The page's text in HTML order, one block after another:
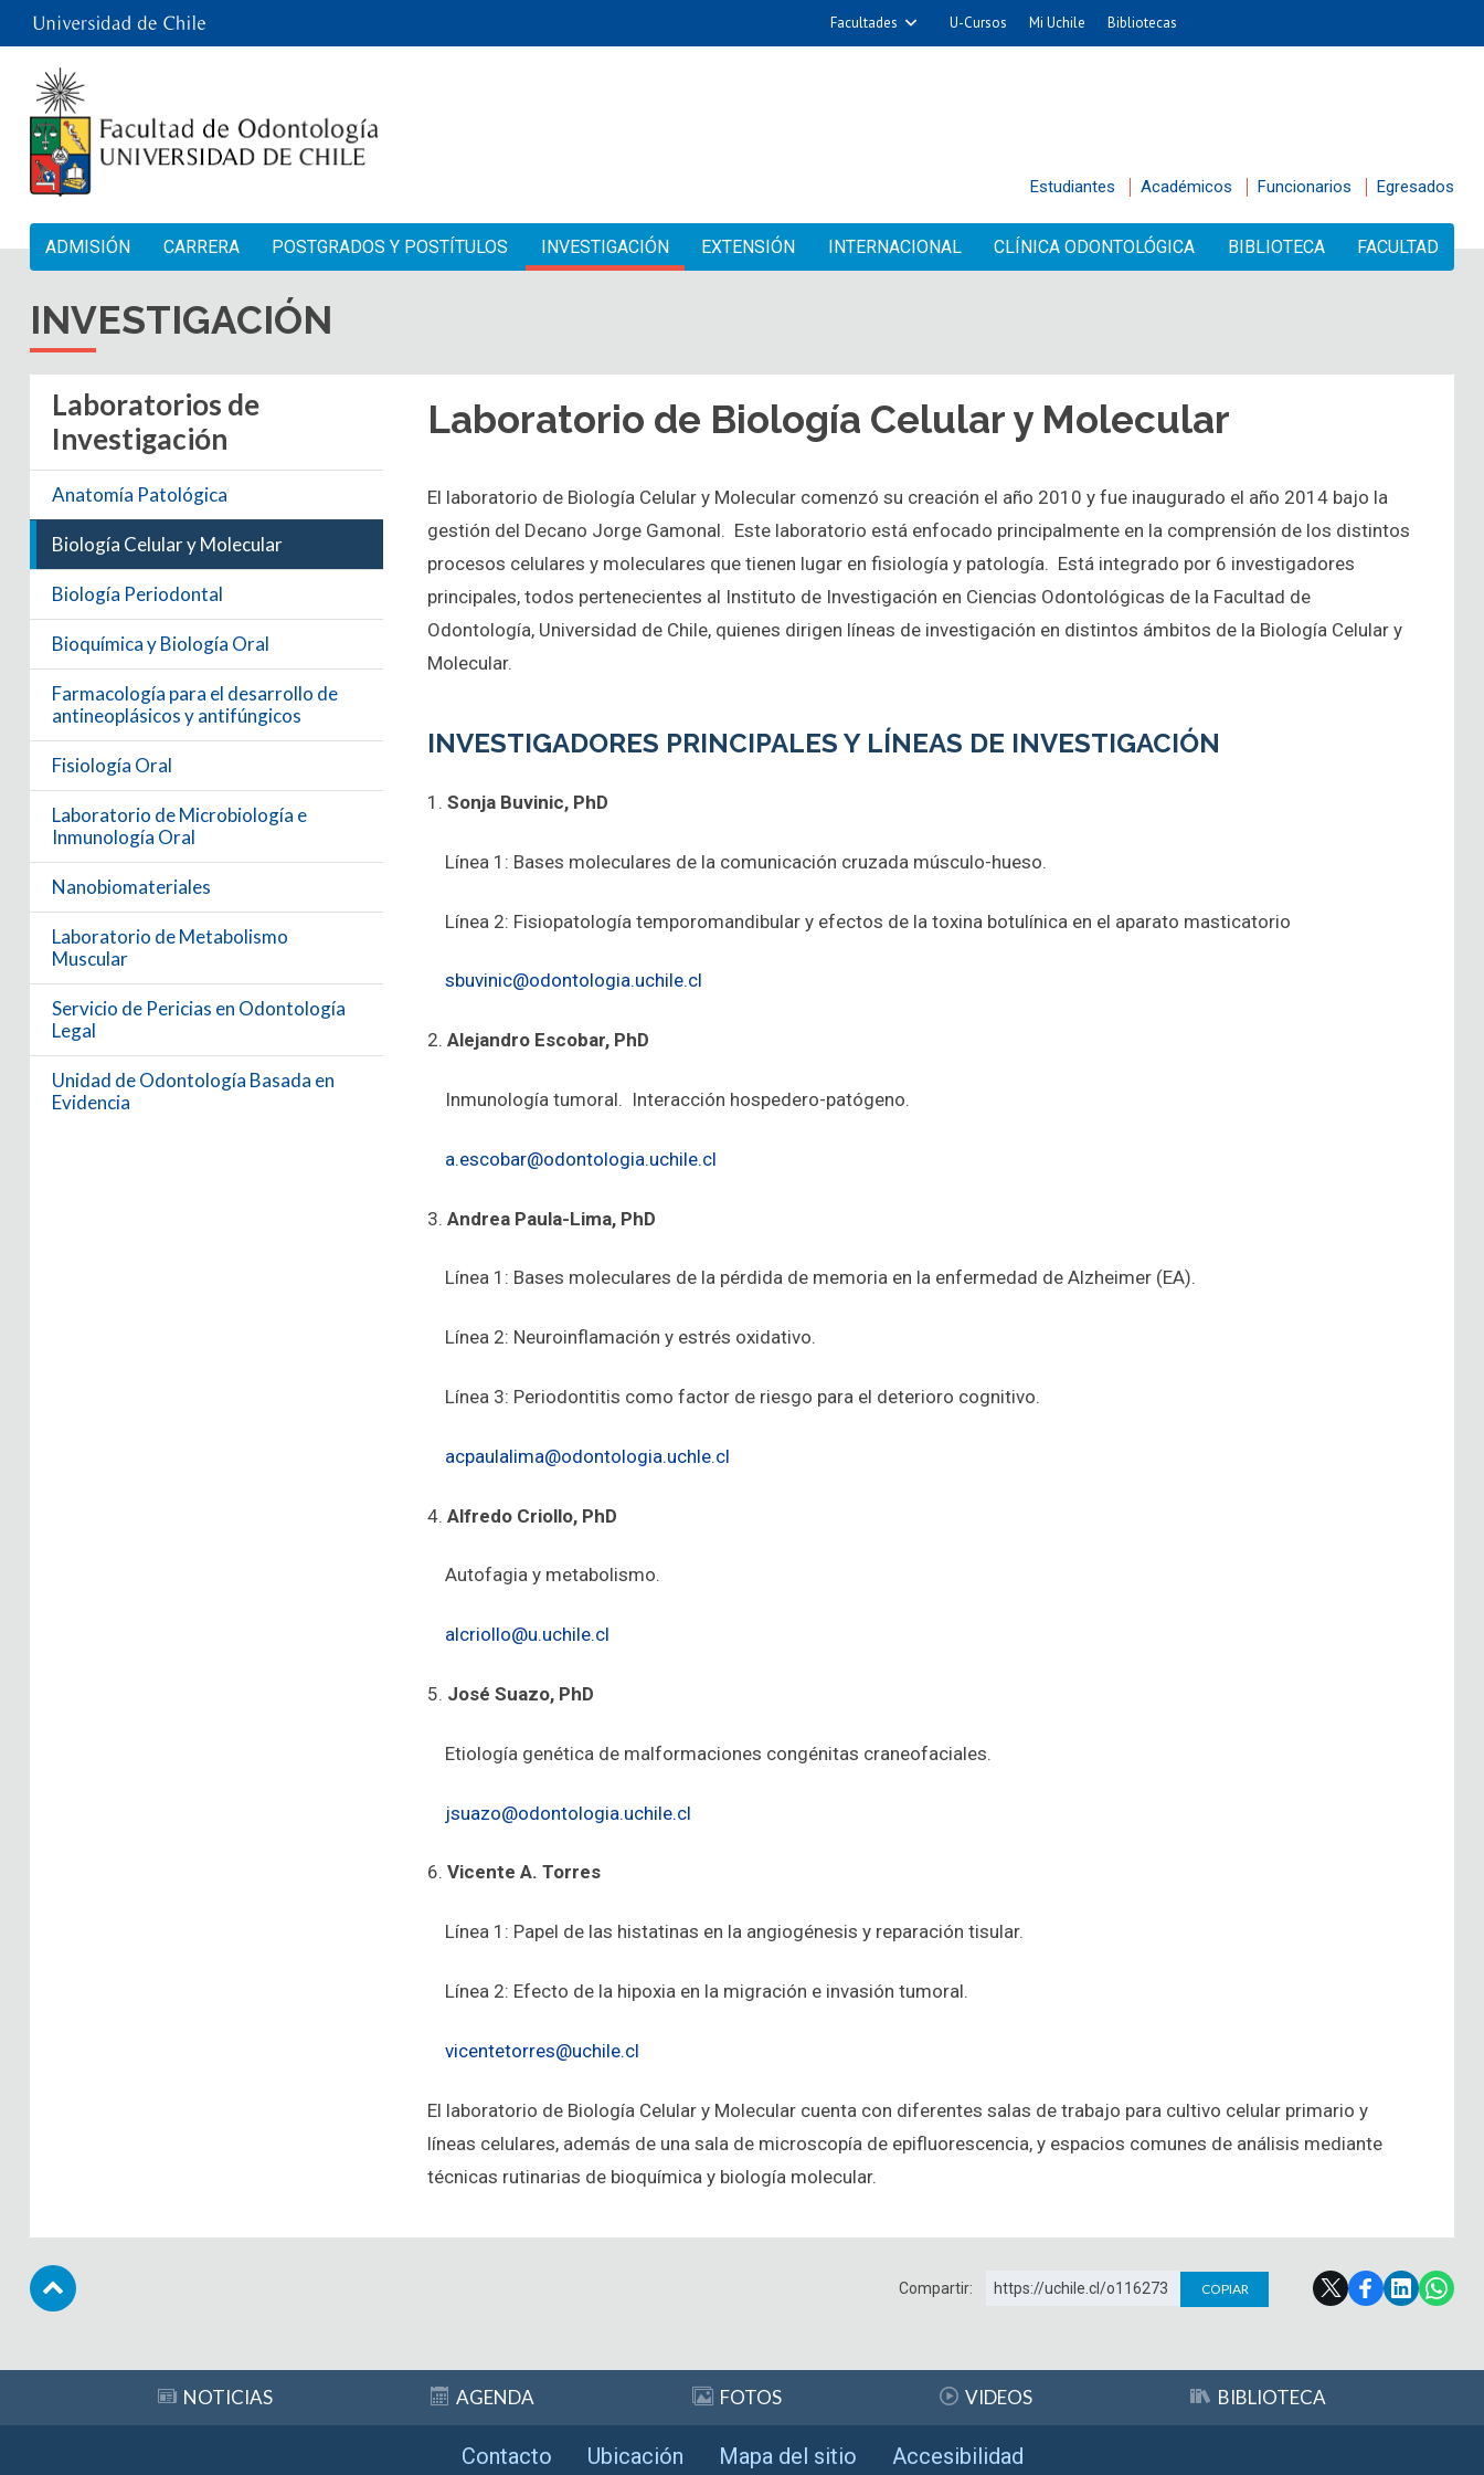
Facultades U-Cursos Mi Uchile Bibliotecas
Estudiantes Académicos Funcionarios Egresados
ADMISIÓN CARRERA POSTGRADOS Y POSTÍTULOS INVESTIGACIÓN EXTENSIÓN INTERNACIONAL CLÍNICA ODONTOLÓGICA BIBLIOTECA FACULTAD
INVESTIGACIÓN
Laboratorios de
Investigación
Anatomía Patológica
Biología Celular y Molecular
Biología Periodontal
Bioquímica y Biología Oral
Farmacología para el desarrollo de
antineoplásicos y antifúngicos
Fisiología Oral
Laboratorio de Microbiología e
Inmunología Oral
Nanobiomateriales
Laboratorio de Metabolismo
Muscular
Servicio de Pericias en Odontología
Legal
Unidad de Odontología Basada en
Evidencia
Laboratorio de Biología Celular y Molecular
El laboratorio de Biología Celular y Molecular comenzó su creación el año 2010 y fue inaugurado el año 2014 bajo la
gestión del Decano Jorge Gamonal. Este laboratorio está enfocado principalmente en la comprensión de los distintos
procesos celulares y moleculares que tienen lugar en fisiología y patología. Está integrado por 6 investigadores
principales, todos pertenecientes al Instituto de Investigación en Ciencias Odontológicas de la Facultad de
Odontología, Universidad de Chile, quienes dirigen líneas de investigación en distintos ámbitos de la Biología Celular y
Molecular.
INVESTIGADORES PRINCIPALES Y LÍNEAS DE INVESTIGACIÓN
1. Sonja Buvinic, PhD
Línea 1: Bases moleculares de la comunicación cruzada músculo-hueso.
Línea 2: Fisiopatología temporomandibular y efectos de la toxina botulínica en el aparato masticatorio
sbuvinic@odontologia.uchile.cl
2. Alejandro Escobar, PhD
Inmunología tumoral. Interacción hospedero-patógeno.
a.escobar@odontologia.uchile.cl
3. Andrea Paula-Lima, PhD
Línea 1: Bases moleculares de la pérdida de memoria en la enfermedad de Alzheimer (EA).
Línea 2: Neuroinflamación y estrés oxidativo.
Línea 3: Periodontitis como factor de riesgo para el deterioro cognitivo.
acpaulalima@odontologia.uchle.cl
4. Alfredo Criollo, PhD
Autofagia y metabolismo.
alcriollo@u.uchile.cl
5. José Suazo, PhD
Etiología genética de malformaciones congénitas craneofaciales.
jsuazo@odontologia.uchile.cl
6. Vicente A. Torres
Línea 1: Papel de las histatinas en la angiogénesis y reparación tisular.
Línea 2: Efecto de la hipoxia en la migración e invasión tumoral.
vicentetorres@uchile.cl
El laboratorio de Biología Celular y Molecular cuenta con diferentes salas de trabajo para cultivo celular primario y
líneas celulares, además de una sala de microscopía de epifluorescencia, y espacios comunes de análisis mediante
técnicas rutinarias de bioquímica y biología molecular.
Compartir: https://uchile.cl/o116273 COPIAR
NOTICIAS AGENDA FOTOS VIDEOS BIBLIOTECA
Contacto Ubicación Mapa del sitio Accesibilidad